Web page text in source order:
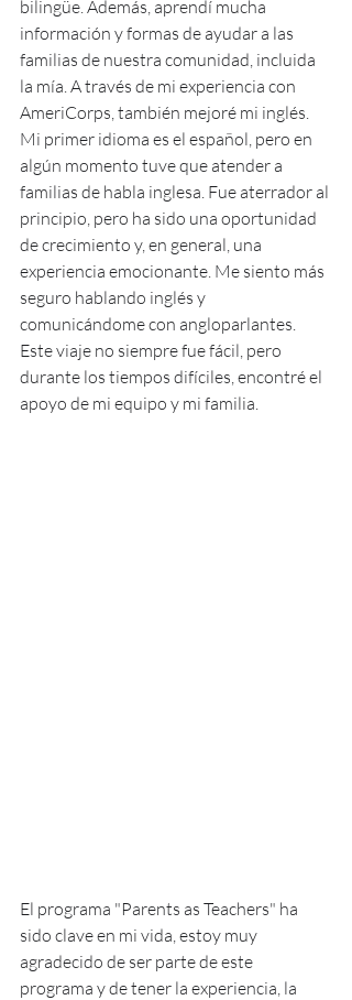
bilingüe. Además, aprendí mucha
información y formas de ayudar a las
familias de nuestra comunidad, incluida
la mía. A través de mi experiencia con
AmeriCorps, también mejoré mi inglés.
Mi primer idioma es el español, pero en
algún momento tuve que atender a
familias de habla inglesa. Fue aterrador al
principio, pero ha sido una oportunidad
de crecimiento y, en general, una
experiencia emocionante. Me siento más
seguro hablando inglés y
comunicándome con angloparlantes.
Este viaje no siempre fue fácil, pero
durante los tiempos difíciles, encontré el
apoyo de mi equipo y mi familia.
El programa "Parents as Teachers" ha
sido clave en mi vida, estoy muy
agradecido de ser parte de este
programa y de tener la experiencia, la